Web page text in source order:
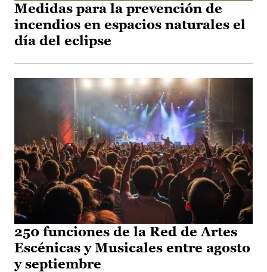
Medidas para la prevención de
incendios en espacios naturales el
día del eclipse
250 funciones de la Red de Artes
Escénicas y Musicales entre agosto
y septiembre